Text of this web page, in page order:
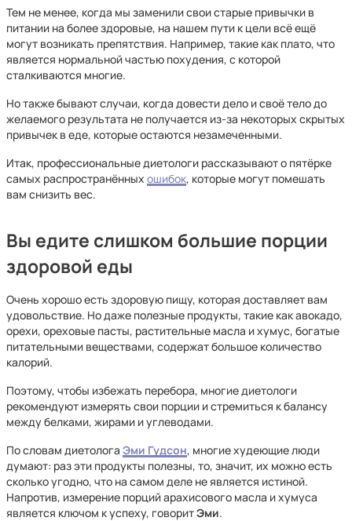
Тем не менее, когда мы заменили свои старые привычки в
питании на более здоровые, на нашем пути к цели всё ещё
могут возникать препятствия. Например, такие как плато, что
является нормальной частью похудения, с которой
сталкиваются многие.
Но также бывают случаи, когда довести дело и своё тело до
желаемого результата не получается из-за некоторых скрытых
привычек в еде, которые остаются незамеченными.
Итак, профессиональные диетологи рассказывают о пятёрке
самых распространённых ошибок, которые могут помешать
вам снизить вес.
Вы едите слишком большие порции
здоровой еды
Очень хорошо есть здоровую пищу, которая доставляет вам
удовольствие. Но даже полезные продукты, такие как авокадо,
орехи, ореховые пасты, растительные масла и хумус, богатые
питательными веществами, содержат большое количество
калорий.
Поэтому, чтобы избежать перебора, многие диетологи
рекомендуют измерять свои порции и стремиться к балансу
между белками, жирами и углеводами.
По словам диетолога Эми Гудсон, многие худеющие люди
думают: раз эти продукты полезны, то, значит, их можно есть
сколько угодно, что на самом деле не является истиной.
Напротив, измерение порций арахисового масла и хумуса
является ключом к успеху, говоритЭми.